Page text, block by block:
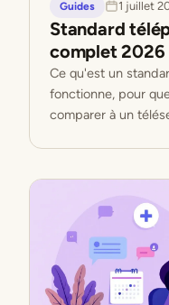
Guides 1 juillet
Standard
complet 2026
Ce qu'est un
fonctionne, pour
comparer à un